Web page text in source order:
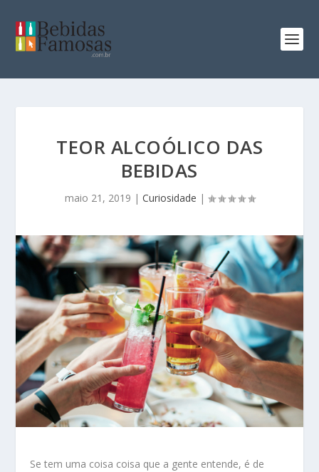
TEOR ALCOÓLICO DAS
BEBIDAS
maio 21, 2019 | Curiosidade |
Se tem uma coisa coisa que a gente entende, é de